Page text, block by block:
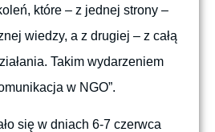
które – z jednej strony –
wiedzy, a z drugiej – z całą
Takim wydarzeniem
w NGO”.
się w dniach 6-7 czerwca